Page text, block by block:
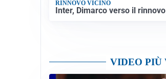
RINNOVO VICINO
Inter, Dimarco verso il
VIDEO PIÙ